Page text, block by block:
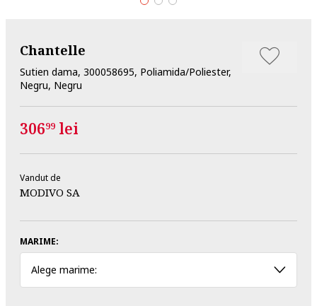
Chantelle
Sutien dama, 300058695, Poliamida/Poliester,
Negru, Negru
30699 lei
Vandut de
MODIVO SA
MARIME:
Alege marime: